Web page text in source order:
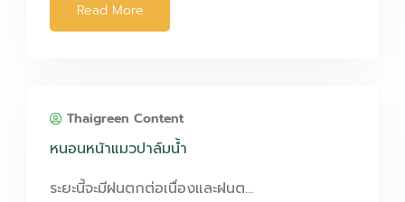
Read More
Thaigreen Content
หนอนหน้าแมวปาล์มน้ำ
ระยะนี้จะมีฝนตกต่อเนื่องและฝนต…